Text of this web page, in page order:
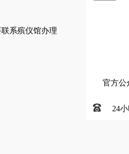
系殡仪馆办理
官方公
24